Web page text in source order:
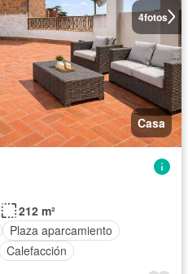
4fotos
Casa
212 m²
Plaza aparcamiento
Calefacción